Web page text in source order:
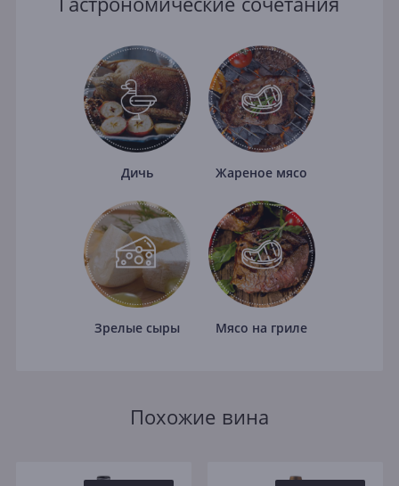
Дичь Жареное мясо
Зрелые сыры Мясо на гриле
Похожие вина